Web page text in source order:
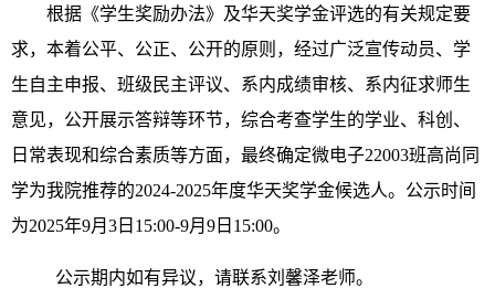
根据《学生奖励办法》及华天奖学金评选的有关规定要
求， 本着公平、公正、公开的原则，经过广泛宣传动员、 学
生自主申报、班级民主评议、系内成绩审核、系内征求师生
意见， 公开展示答辩等环节，综合考查学生的学业、科创、
日常表现和综合素质等方面， 最终确定微电子22003班高尚同
学为我院推荐的2024-2025年度华天奖学金候选人。 公示时间
为2025年9月 3 日15:00-9月9日15:00。
公示期内如有异议，请联系刘馨泽老师。